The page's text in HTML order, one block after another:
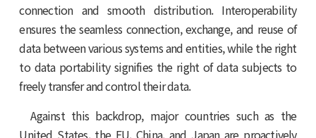
connection and smooth distribution. Interoperability
ensures the seamless connection, exchange, and reuse of
data between various systems and entities, while the right
to data portability signifies the right of data subjects to
freely transfer and control their data.
Against this backdrop, major countries such as the
United States, the EU, China, and Japan are proactively